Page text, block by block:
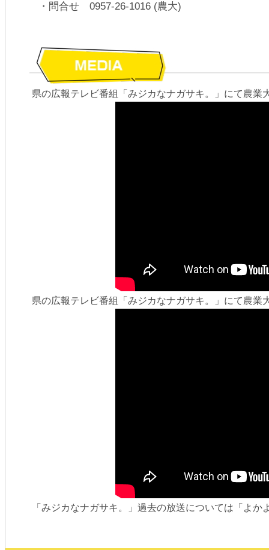
・問合せ 0957-26-1016 (農大)
県の広報テレビ番組「みジカなナガサキ。」にて農
県の広報テレビ番組「みジカなナガサキ。」にて農
「みジカなナガサキ。」過去の放送については「よ